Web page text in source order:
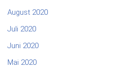
August 2020
Juli 2020
Juni 2020
Mai 2020